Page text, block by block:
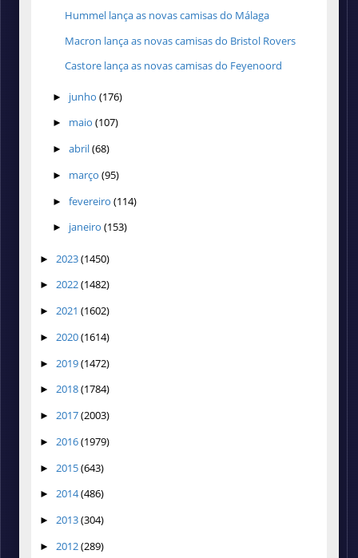
Hummel lança as novas camisas do Málaga
Macron lança as novas camisas do Bristol Rovers
Castore lança as novas camisas do Feyenoord
► junho (176)
► maio (107)
► abril(68)
► março (95)
► fevereiro (114)
► janeiro (153)
► 2023(1450)
► 2022(1482)
► 2021 (1602)
► 2020(1614)
► 2019(1472)
► 2018(1784)
► 2017(2003)
► 2016(1979)
► 2015(643)
► 2014(486)
► 2013(304)
► 2012(289)